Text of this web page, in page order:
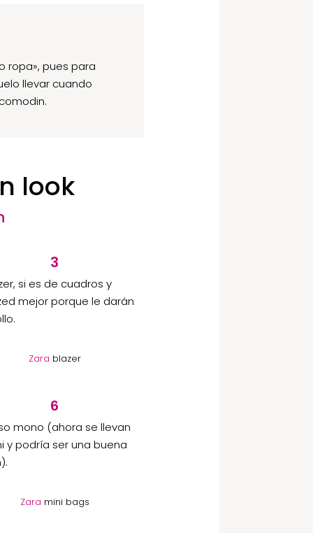
ropa», pues para
llevar cuando
look
3
si es de cuadros y
mejor porque le darán
Zara blazer
6
mono (ahora se llevan
y podría ser una buena
Zara mini bags